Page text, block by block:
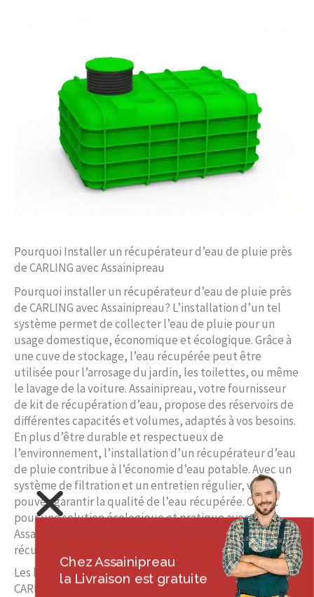
Pourquoi Installer un récupérateur d’eau de pluie près
de CARLING avec Assainipreau
Pourquoi installer un récupérateur d’eau de pluie près
de CARLING avec Assainipreau? L’installation d’un tel
système permet de collecter l’eau de pluie pour un
usage domestique, économique et écologique. Grâce à
une cuve de stockage, l’eau récupérée peut être
utilisée pour l’arrosage du jardin, les toilettes, ou même
le lavage de la voiture. Assainipreau, votre fournisseur
de kit de récupération d’eau, propose des réservoirs de
différentes capacités et volumes, adaptés à vos besoins.
En plus d’être durable et respectueux de
l’environnement, l’installation d’un récupérateur d’eau
de pluie contribue à l’économie d’eau potable. Avec un
système de filtration et un entretien régulier, vous
pouvez garantir la qualité de l’eau récupérée. Optez
pour une solution écologique et pratique avec
Assainipreau et profitez des avantages de la
récupération d’eau de pluie près de CARLING.
Les bénéfices d’une cuve de récupération d’eau près de
CARLING
Chez Assainipreau
la Livraison est gratuite